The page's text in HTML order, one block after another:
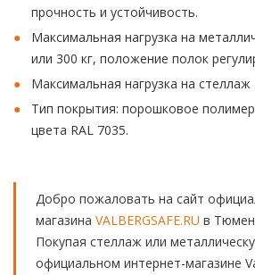
прочность и устойчивость.
Максимальная нагрузка на
или 300 кг, положение полок
Максимальная нагрузка на стеллаж
Тип покрытия: порошковое
цвета RAL 7035.
Добро пожаловать на сайт
магазина VALBERGSAFE.RU в
Покупая стеллаж или
официальном интернет-магазине